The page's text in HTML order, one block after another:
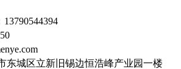
13790544394
东城区立新旧锡边恒浩峰产业园一楼